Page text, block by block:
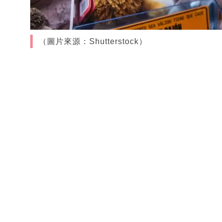
（圖片來源：Shutterstock）